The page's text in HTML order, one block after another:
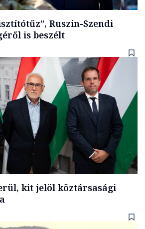
Ruszin-Szendi
is beszélt
kit jelöl köztársasági